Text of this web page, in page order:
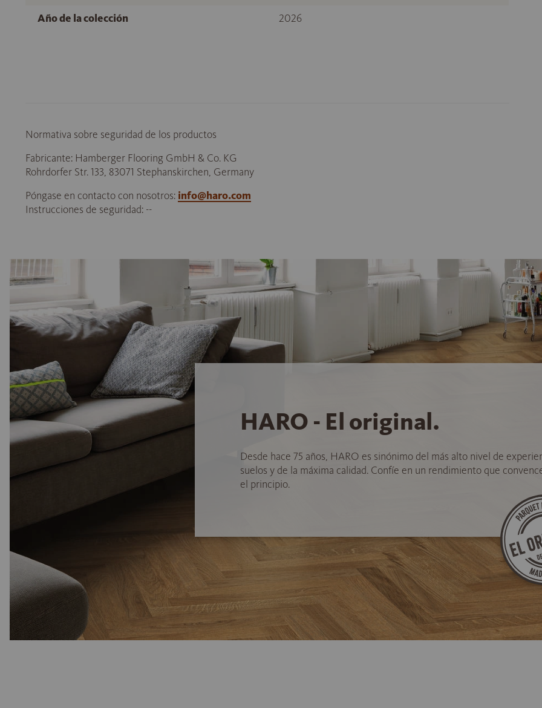
Año de la colección
2026
Normativa sobre seguridad de los productos
Fabricante: Hamberger Flooring GmbH & Co. KG
Rohrdorfer Str. 133, 83071 Stephanskirchen, Germany
Póngase en contacto con nosotros: info@haro.com
Instrucciones de seguridad: --
HARO - El original.
Desde hace 75 años, HARO es sinónimo del más alto nivel de
suelos y de la máxima calidad. Confíe en un rendimiento que
el principio.